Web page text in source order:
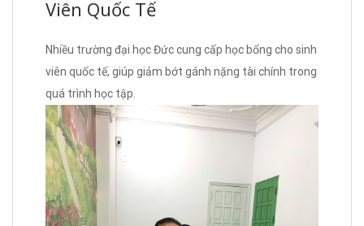
Viên Quốc Tế
Nhiều trường đại học Đức cung cấp học bổng cho sinh
viên quốc tế, giúp giảm bớt gánh nặng tài chính trong
quá trình học tập.